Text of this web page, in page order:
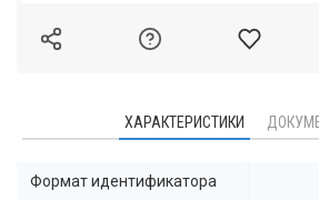
ХАРАКТЕРИСТИКИ
Формат идентификатора